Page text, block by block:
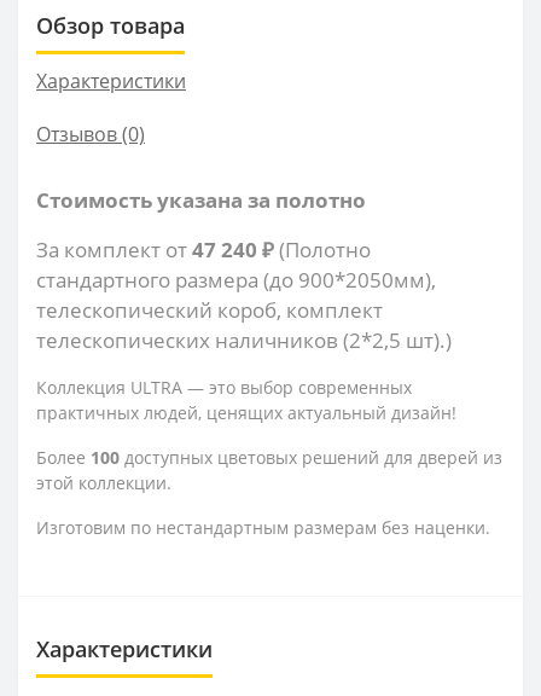
Обзор товара
Характеристики
Отзывов (0)
Стоимость указана за полотно
За комплект от47 240 ₽(Полотно
стандартного размера (до 900*2050мм),
телескопический короб, комплект
телескопических наличников (2*2,5 шт).)
Коллекция ULTRA — это выбор современных
практичных людей, ценящих актуальный дизайн!
Более 100 доступных цветовых решений для дверей из
этой коллекции.
Изготовим по нестандартным размерам без наценки.
Характеристики